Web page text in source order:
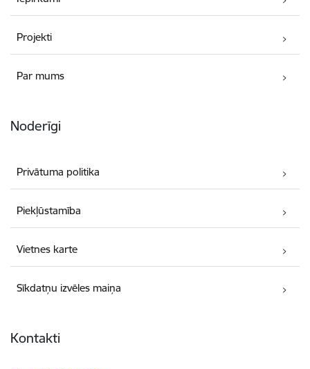
Projekti
Par mums
Noderīgi
Privātuma politika
Piekļūstamība
Vietnes karte
Sīkdatņu izvēles maiņa
Kontakti